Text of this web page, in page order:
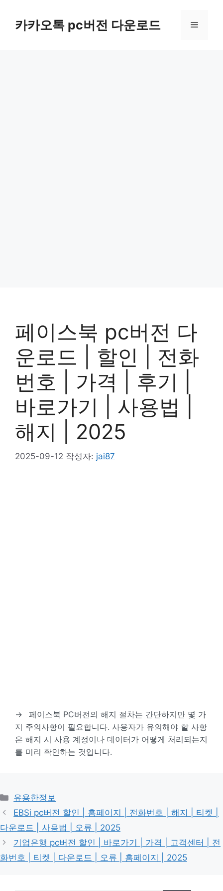
카카오톡 pc버전 다운로드 메
페이스북 pc버전 다
운로드 | 할인 | 전화
번호 | 가격 | 후기 |
바로가기 | 사용법 |
해지 | 2025
2025-09-12 작성자: jai87
→
페이스북 PC버전의 해지 절차는 간단하지만 몇 가
지 주의사항이 필요합니다. 사용자가 유의해야 할 사항
은 해지 시 사용 계정이나 데이터가 어떻게 처리되는지
를 미리 확인하는 것입니다.
카
테
리
유용한정보
EBSi pc버전 할인 | 홈페이지 | 전화번호 | 해지 | 티켓 |
다운로드 | 사용법 | 오류 | 2025
기업은행 pc버전 할인 | 바로가기 | 가격 | 고객센터 | 전
화번호 | 티켓 | 다운로드 | 오류 | 홈페이지 | 2025